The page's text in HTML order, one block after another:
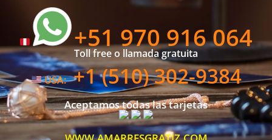
+51 970 916 064
Toll free o llamada gratuita
USA: +1 (510) 302-9384
Aceptamos todas las tarjetas